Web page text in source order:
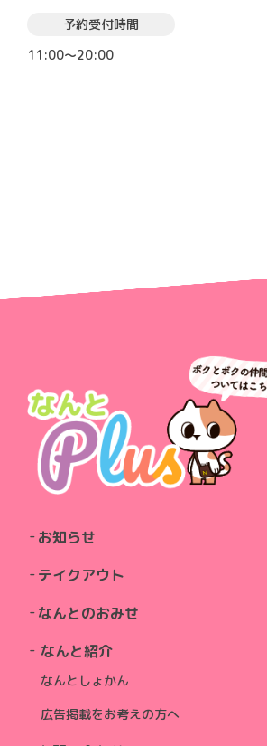
予約受付時間
11:00～20:00
お知らせ
テイクアウト
なんとのおみせ
なんと紹介
なんとしょかん
広告掲載をお考えの方へ